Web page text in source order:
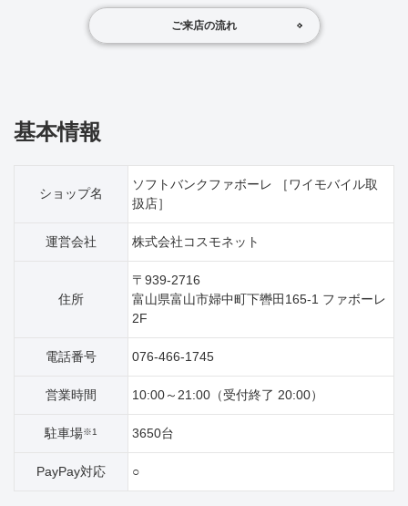
ご来店の流れ
基本情報
ショップ名
ソフトバンクファボーレ ［ワイモバイル取
扱店］
運営会社 株式会社コスモネット
住所
〒939-2716
富山県富山市婦中町下轡田165‐1 ファボーレ
2F
電話番号 076-466-1745
営業時間 10:00～21:00（受付終了 20:00）
駐車場※1 3650台
PayPay対応 ○